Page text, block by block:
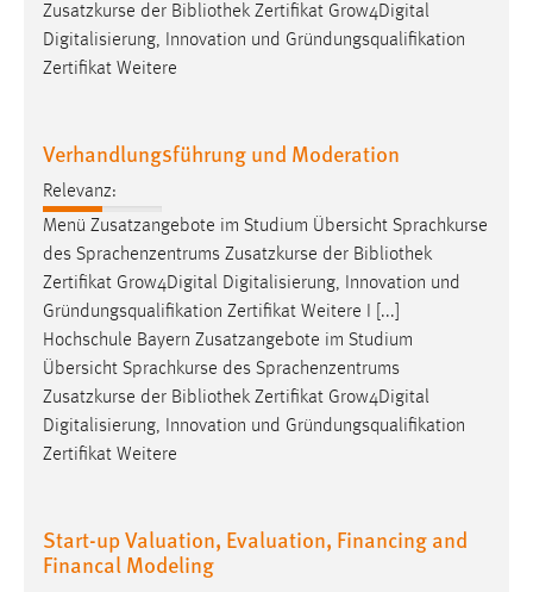
Zusatzkurse der Bibliothek Zertifikat Grow4Digital
Digitalisierung, Innovation und Gründungsqualifikation
Zertifikat Weitere
Verhandlungsführung und Moderation
Relevanz:
Menü Zusatzangebote im Studium Übersicht Sprachkurse
des Sprachenzentrums Zusatzkurse der Bibliothek
Zertifikat Grow4Digital Digitalisierung, Innovation und
Gründungsqualifikation Zertifikat Weitere I [...]
Hochschule Bayern Zusatzangebote im Studium
Übersicht Sprachkurse des Sprachenzentrums
Zusatzkurse der Bibliothek Zertifikat Grow4Digital
Digitalisierung, Innovation und Gründungsqualifikation
Zertifikat Weitere
Start-up Valuation, Evaluation, Financing and
Financal Modeling